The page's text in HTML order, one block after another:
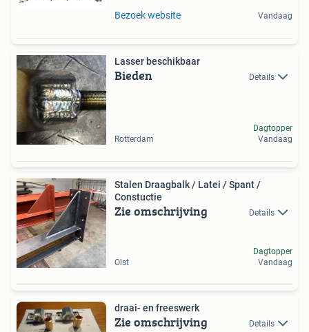
Bezoek website Vandaag
Lasser beschikbaar
Bieden Details
Rotterdam
Dagtopper
Vandaag
Stalen Draagbalk / Latei / Spant /
Constuctie
Zie omschrijving Details
Olst
Dagtopper
Vandaag
draai- en freeswerk
Zie omschrijving Details